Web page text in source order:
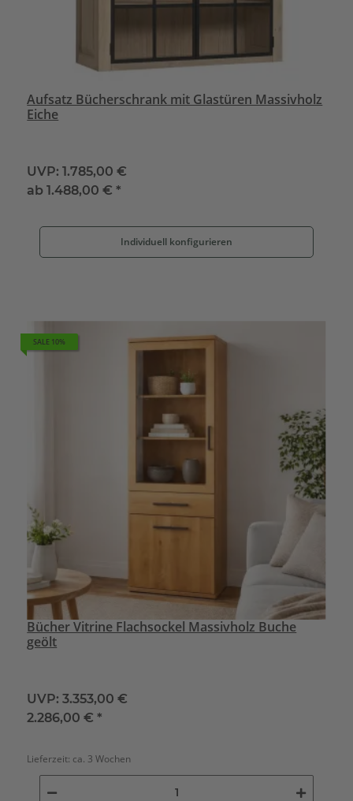
Aufsatz Bücherschrank mit Glastüren Massivholz
Eiche
UVP: 1.785,00 €
ab1.488,00 € *
Individuell konfigurieren
SALE 10%
Bücher Vitrine Flachsockel Massivholz Buche
geölt
UVP: 3.353,00 €
2.286,00 €*
Lieferzeit: ca. 3 Wochen